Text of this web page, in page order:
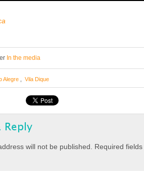
In the media
Alegre Vila Dique
Reply
will not be published. Required